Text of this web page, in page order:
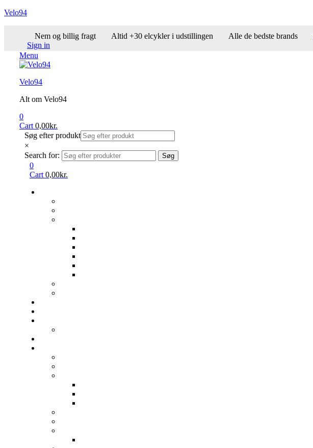
Velo94
Nem og billig fragt Altid +30 elcykler i udstillingen Alle de bedste brands
Sign in
Menu
Velo94
Alt om Velo94
0
Cart 0,00kr.
Søg efter produkt
×
Search for:
Søg
0
Cart 0,00kr.